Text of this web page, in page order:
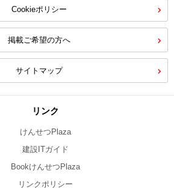
Cookieポリシー
掲載ご希望の方へ
サイトマップ
リンク
けんせつPlaza
建設ITガイド
BookけんせつPlaza
リンクポリシー